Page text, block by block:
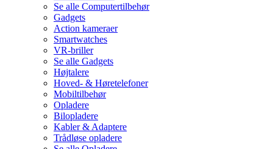
Se alle Computertilbehør
Gadgets
Action kameraer
Smartwatches
VR-briller
Se alle Gadgets
Højtalere
Hoved- & Høretelefoner
Mobiltilbehør
Opladere
Bilopladere
Kabler & Adaptere
Trådløse opladere